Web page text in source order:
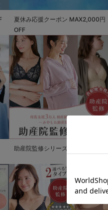
夏休み応援クーポン MAX2,000円
OFF
助産院監修シリーズ